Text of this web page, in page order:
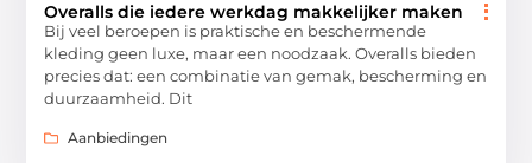
Overalls die iedere werkdag makkelijker maken
Bij veel beroepen is praktische en beschermende
kleding geen luxe, maar een noodzaak. Overalls bieden
precies dat: een combinatie van gemak, bescherming en
duurzaamheid. Dit
Aanbiedingen